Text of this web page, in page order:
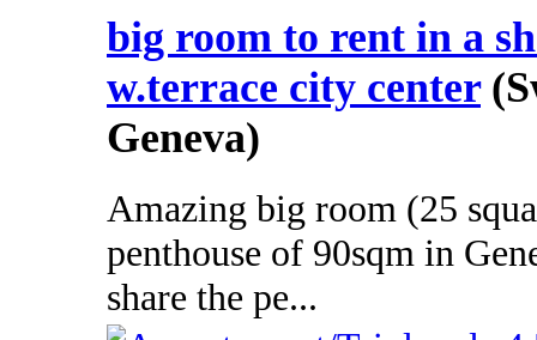
big room to rent in a
w.terrace city center
Geneva)
Amazing big room (25
penthouse of 90sqm in
share the pe...